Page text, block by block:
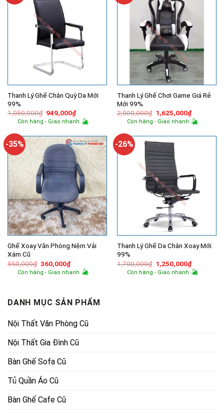
Thanh Lý Ghế Chân Quỳ Da Mới
99%
1,050,000₫ Giá
gốc
là:
949,000₫Giá
hiện
tại
949,000₫.
Còn hàng - Giao nhanh
Thanh Lý Ghế Chơi Game Giá Rẻ
Mới 99%
2,000,000₫ Giá
gốc
là:
1,625,000₫Giá
hiện
tại
Còn hàng - Giao nhanh
-35%
Ghế Xoay Văn Phòng Nệm Vải
Xám Cũ
550,000₫ Giá
gốc
là:
360,000₫Giá
hiện
tại
Còn hàng - Giao nhanh
-26%
Thanh Lý Ghế Da Chân Xoay Mới
99%
1,700,000₫ Giá
gốc
là:
1,250,000₫Giá
hiện
tại
Còn hàng - Giao nhanh
DANH MỤC SẢN PHẨM
Nội Thất Văn Phòng Cũ
Nội Thất Gia Đình Cũ
Bàn Ghế Sofa Cũ
Tủ Quần Áo Cũ
Bàn Ghế Cafe Cũ